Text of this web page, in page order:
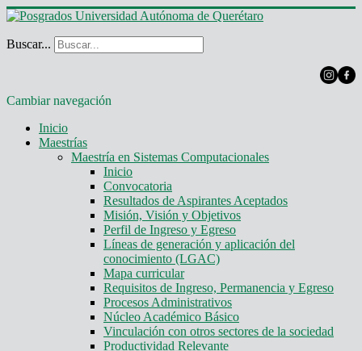
Buscar...
Cambiar navegación
Inicio
Maestrías
Maestría en Sistemas Computacionales
Inicio
Convocatoria
Resultados de Aspirantes Aceptados
Misión, Visión y Objetivos
Perfil de Ingreso y Egreso
Líneas de generación y aplicación del
conocimiento (LGAC)
Mapa curricular
Requisitos de Ingreso, Permanencia y Egreso
Procesos Administrativos
Núcleo Académico Básico
Vinculación con otros sectores de la sociedad
Productividad Relevante